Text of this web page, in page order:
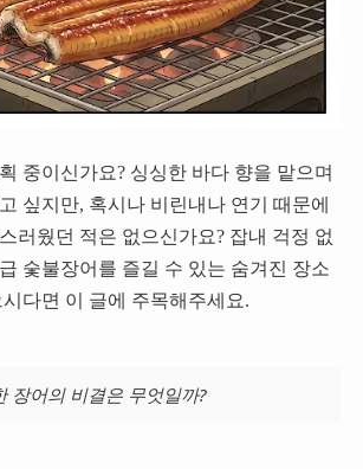
중이신가요? 싱싱한 바다 향을 맡으며
싶지만, 혹시나 비린내나 연기 때문에
러웠던 적은 없으신가요? 잡내 걱정 없
숯불장어를 즐길 수 있는 숨겨진 장소
다면 이 글에 주목해주세요.
장어의 비결은 무엇일까?